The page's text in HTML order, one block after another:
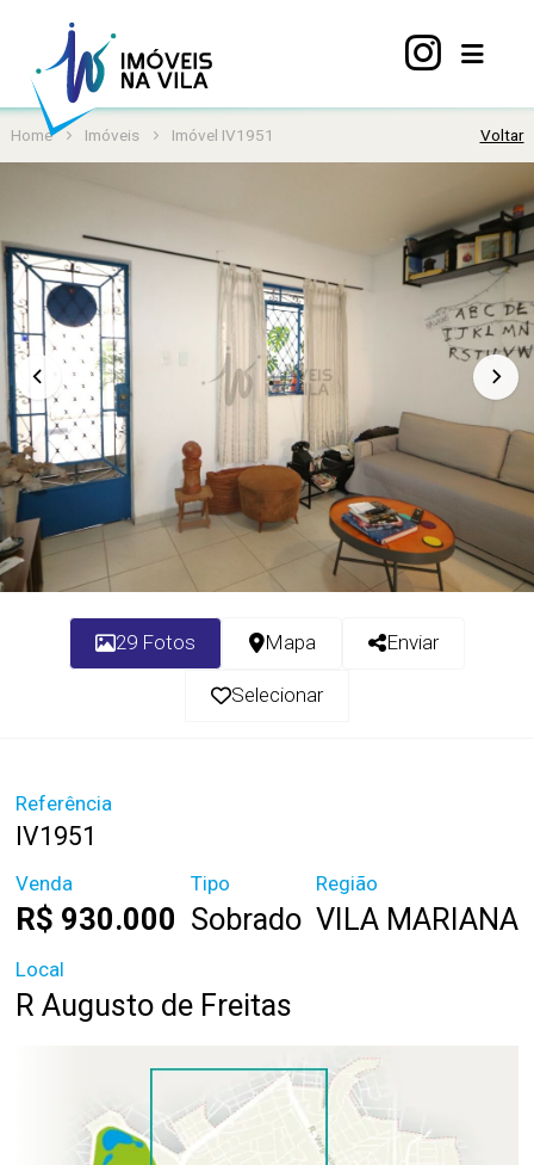
Home
Mariana
Imóveis
Viva
Vila
Sobre
nós
Contato
Home Imóveis Imóvel IV1951 Voltar
29 Fotos Mapa Enviar
Selecionar
Referência
IV1951
Venda
R$ 930.000
Tipo
Sobrado
Região
VILA MARIANA
Local
R Augusto de Freitas